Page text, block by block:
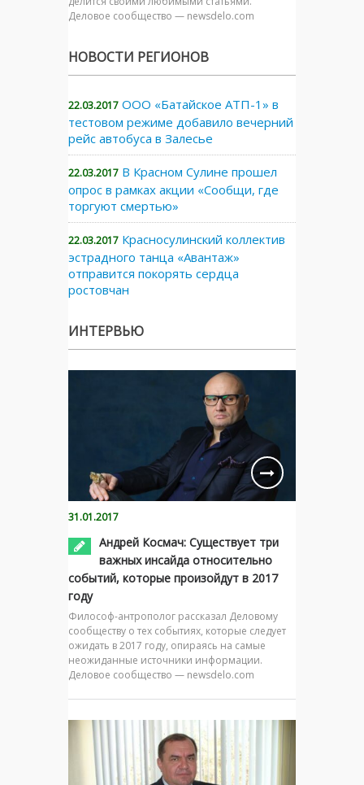
Деловое сообщество — newsdelo.com
НОВОСТИ РЕГИОНОВ
22.03.2017 ООО «Батайское АТП-1» в
тестовом режиме добавило вечерний
рейс автобуса в Залесье
22.03.2017 В Красном Сулине прошел
опрос в рамках акции «Сообщи, где
торгуют смертью»
22.03.2017 Красносулинский коллектив
эстрадного танца «Авантаж»
отправится покорять сердца
ростовчан
ИНТЕРВЬЮ
31.01.2017
Андрей Космач: Существует три
важных инсайда относительно
событий, которые произойдут в 2017
году
Философ-антрополог рассказал Деловому
сообществу о тех событиях, которые следует
ожидать в 2017 году, опираясь на самые
неожиданные источники информации.
Деловое сообщество — newsdelo.com